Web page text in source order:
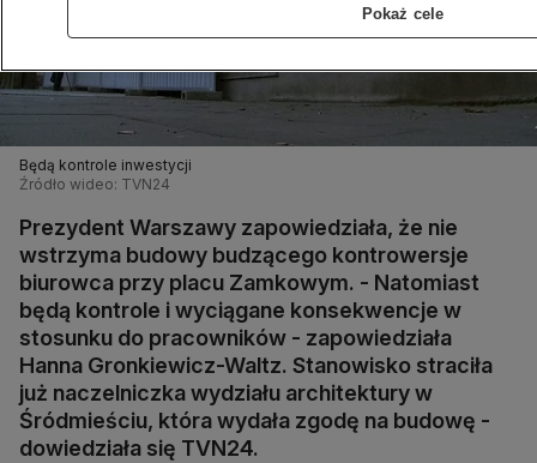
Będą kontrole inwestycji
Źródło wideo: TVN24
Prezydent Warszawy zapowiedziała, że nie
wstrzyma budowy budzącego kontrowersje
biurowca przy placu Zamkowym. - Natomiast
będą kontrole i wyciągane konsekwencje w
stosunku do pracowników - zapowiedziała
Hanna Gronkiewicz-Waltz. Stanowisko straciła
już naczelniczka wydziału architektury w
Śródmieściu, która wydała zgodę na budowę -
dowiedziała się TVN24.
Pokaż cele